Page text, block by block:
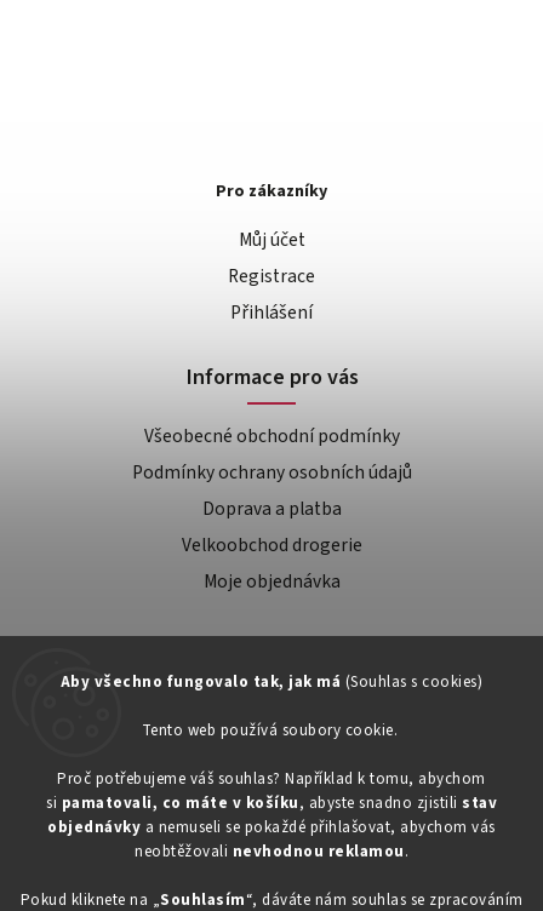
Aby všechno fungovalo tak, jak má (Souhlas s cookies)
Tento web používá soubory cookie.
Proč potřebujeme váš souhlas? Například k tomu, abychom
si pamatovali, co máte v košíku, abyste snadno zjistili stav
objednávky a nemuseli se pokaždé přihlašovat, abychom vás
neobtěžovali nevhodnou reklamou.
Pokud kliknete na „Souhlasím“, dáváte nám souhlas se zpracováním
734603917
eshop@toner-rl.cz
Pro zákazníky
Můj účet
Registrace
Přihlášení
Informace pro vás
Všeobecné obchodní podmínky
Podmínky ochrany osobních údajů
Doprava a platba
Velkoobchod drogerie
Moje objednávka